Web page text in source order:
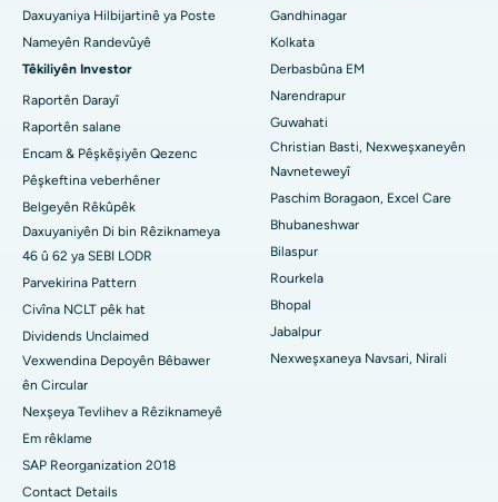
Nexweşxaneya herî baş li Arera Colony, Bhopal
Nexweşxaneya çêtirîn li Jayanagar, Bangalore
Nexweşxaneya herî baş li KK Nagar, Madurai
Nexweşxaneya çêtirîn li Ramji Nagar, Nellore
Nexweşxaneya çêtirîn li Sektora-19, Rourkela
Nexweşxaneya herî baş li Swargate, Pune
Nexweşxaneya Penceşêrê ya Jinan a Herî Baş li Başûrê Delhiyê
Daxuyaniya Hilbijartinê ya Poste
Nameyên Randevûyê
Têkiliyên Investor
Raportên Darayî
Raportên salane
Encam & Pêşkêşiyên Qezenc
Pêşkeftina veberhêner
Belgeyên Rêkûpêk
Daxuyaniyên Di bin Rêziknameya
46 û 62 ya SEBI LODR
Parvekirina Pattern
Civîna NCLT pêk hat
Dividends Unclaimed
Vexwendina Depoyên Bêbawer
ên Circular
Nexşeya Tevlihev a Rêziknameyê
Em rêklame
SAP Reorganization 2018
Contact Details
Gandhinagar
Kolkata
Derbasbûna EM
Narendrapur
Guwahati
Christian Basti, Nexweşxaneyên
Navneteweyî
Paschim Boragaon, Excel Care
Bhubaneshwar
Bilaspur
Rourkela
Bhopal
Jabalpur
Nexweşxaneya Navsari, Nirali